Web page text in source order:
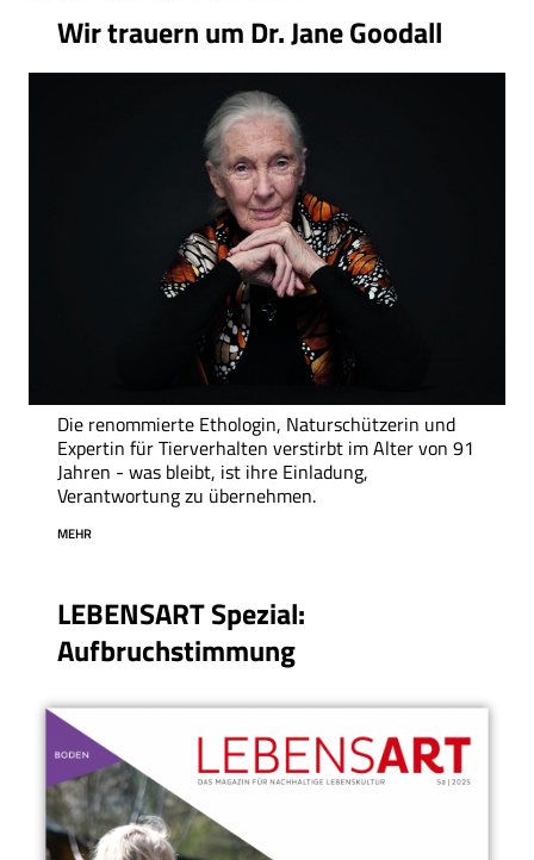
Wir trauern um Dr. Jane Goodall
Die renommierte Ethologin, Naturschützerin und
Expertin für Tierverhalten verstirbt im Alter von 91
Jahren - was bleibt, ist ihre Einladung,
Verantwortung zu übernehmen.
MEHR
LEBENSART Spezial:
Aufbruchstimmung